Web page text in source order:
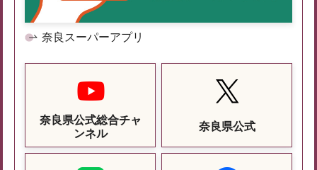
奈良スーパーアプリ
奈良県公式総合チャ
ンネル
奈良県公式